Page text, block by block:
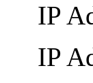
IP
IP